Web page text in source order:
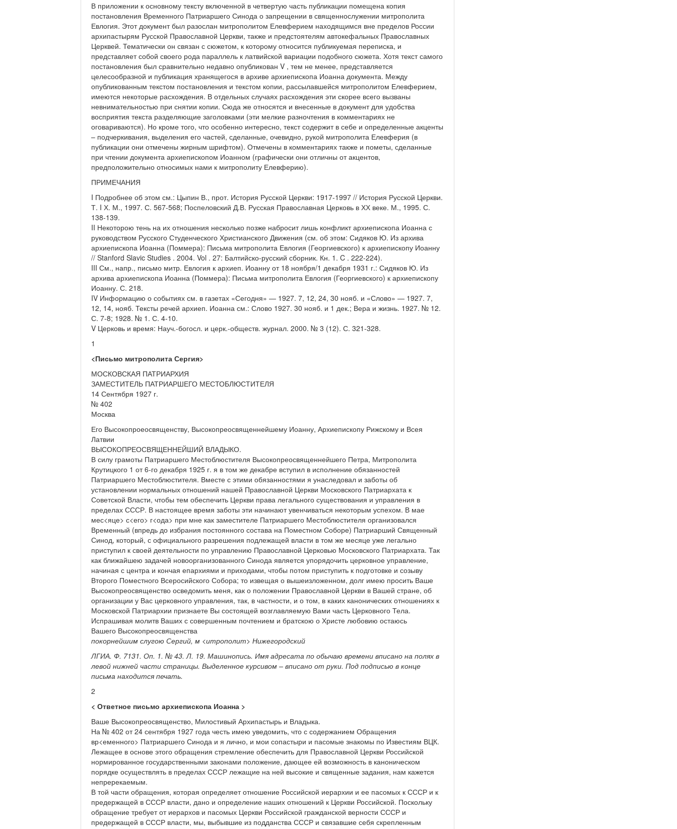
В приложении к основному тексту включенной в четвертую часть публикации помещена копия
постановления Временного Патриаршего Синода о запрещении в священнослужении митрополита
Евлогия. Этот документ был разослан митрополитом Елевферием находящимся вне пределов России
архипастырям Русской Православной Церкви, также и предстоятелям автокефальных Православных
Церквей. Тематически он связан с сюжетом, к которому относится публикуемая переписка, и
представляет собой своего рода параллель к латвийской вариации подобного сюжета. Хотя текст самого
постановления был сравнительно недавно опубликован V , тем не менее, представляется
целесообразной и публикация хранящегося в архиве архиепископа Иоанна документа. Между
опубликованным текстом постановления и текстом копии, рассылавшейся митрополитом Елевферием,
имеются некоторые расхождения. В отдельных случаях расхождения эти скорее всего вызваны
невнимательностью при снятии копии. Сюда же относятся и внесенные в документ для удобства
восприятия текста разделяющие заголовками (эти мелкие разночтения в комментариях не
оговариваются). Но кроме того, что особенно интересно, текст содержит в себе и определенные акценты
– подчеркивания, выделения его частей, сделанные, очевидно, рукой митрополита Елевферия (в
публикации они отмечены жирным шрифтом). Отмечены в комментариях также и пометы, сделанные
при чтении документа архиепископом Иоанном (графически они отличны от акцентов,
предположительно относимых нами к митрополиту Елевферию).
ПРИМЕЧАНИЯ
I Подробнее об этом см.: Цыпин В., прот. История Русской Церкви: 1917-1997 // История Русской Церкви.
Т. I Х. М., 1997. С. 567-568; Поспеловский Д.В. Русская Православная Церковь в ХХ веке. М., 1995. С.
138-139.
II Некоторою тень на их отношения несколько позже набросит лишь конфликт архиепископа Иоанна с
руководством Русского Студенческого Христианского Движения (см. об этом: Сидяков Ю. Из архива
архиепископа Иоанна (Поммера): Письма митрополита Евлогия (Георгиевского) к архиепископу Иоанну
// Stanford Slavic Studies . 2004. Vol . 27: Балтийско-русский сборник. Кн. 1. C . 222-224).
III См., напр., письмо митр. Евлогия к архиеп. Иоанну от 18 ноября/1 декабря 1931 г.: Сидяков Ю. Из
архива архиепископа Иоанна (Поммера): Письма митрополита Евлогия (Георгиевского) к архиепископу
Иоанну. С. 218.
IV Информацию о событиях см. в газетах «Сегодня» — 1927. 7, 12, 24, 30 нояб. и «Слово» — 1927. 7,
12, 14, нояб. Тексты речей архиеп. Иоанна см.: Слово 1927. 30 нояб. и 1 дек.; Вера и жизнь. 1927. № 12.
С. 7-8; 1928. № 1. С. 4-10.
V Церковь и время: Науч.-богосл. и церк.-обществ. журнал. 2000. № 3 (12). С. 321-328.
1
<Письмо митрополита Сергия>
МОСКОВСКАЯ ПАТРИАРХИЯ
ЗАМЕСТИТЕЛЬ ПАТРИАРШЕГО МЕСТОБЛЮСТИТЕЛЯ
14 Сентября 1927 г.
№ 402
Москва
Его Высокопроеосвященству, Высокопреосвященнейшему Иоанну, Архиепископу Рижскому и Всея
Латвии
ВЫСОКОПРЕОСВЯЩЕННЕЙШИЙ ВЛАДЫКО.
В силу грамоты Патриаршего Местоблюстителя Высокопреосвященнейшего Петра, Митрополита
Крутицкого 1 от 6-го декабря 1925 г. я в том же декабре вступил в исполнение обязанностей
Патриаршего Местоблюстителя. Вместе с этими обязанностями я унаследовал и заботы об
установлении нормальных отношений нашей Православной Церкви Московского Патриархата к
Советской Власти, чтобы тем обеспечить Церкви права легального существования и управления в
пределах СССР. В настоящее время заботы эти начинают увенчиваться некоторым успехом. В мае
мес<яце> с<его> г<ода> при мне как заместителе Патриаршего Местоблюстителя организовался
Временный (впредь до избрания постоянного состава на Поместном Соборе) Патриарший Священный
Синод, который, с официального разрешения подлежащей власти в том же месяце уже легально
приступил к своей деятельности по управлению Православной Церковью Московского Патриархата. Так
как ближайшею задачей новоорганизованного Синода является упорядочить церковное управление,
начиная с центра и кончая епархиями и приходами, чтобы потом приступить к подготовке и созыву
Второго Поместного Всеросийского Собора; то извещая о вышеизложенном, долг имею просить Ваше
Высокопреосвященство осведомить меня, как о положении Православной Церкви в Вашей стране, об
организации у Вас церковного управления, так, в частности, и о том, в каких канонических отношениях к
Московской Патриархии признаете Вы состоящей возглавляемую Вами часть Церковного Тела.
Испрашивая молитв Ваших с совершенным почтением и братскою о Христе любовию остаюсь
Вашего Высокопреосвященства
покорнейшим слугою Сергий, м <итрополит> Нижегородский
ЛГИА. Ф. 7131. Оп. 1. № 43. Л. 19. Машинопись. Имя адресата по обычаю времени вписано на полях в
левой нижней части страницы. Выделенное курсивом – вписано от руки. Под подписью в конце
письма находится печать.
2
< Ответное письмо архиепископа Иоанна >
Ваше Высокопреосвященство, Милостивый Архипастырь и Владыка.
На № 402 от 24 сентября 1927 года честь имею уведомить, что с содержанием Обращения
вр<еменного> Патриаршего Синода и я лично, и мои сопастыри и пасомые знакомы по Известиям ВЦК.
Лежащее в основе этого обращения стремление обеспечить для Православной Церкви Российской
нормированное государственными законами положение, дающее ей возможность в каноническом
порядке осуществлять в пределах СССР лежащие на ней высокие и священные задания, нам кажется
непререкаемым.
В той части обращения, которая определяет отношение Российской иерархии и ее пасомых к СССР и к
предержащей в СССР власти, дано и определение наших отношений к Церкви Российской. Поскольку
обращение требует от иерархов и пасомых Церкви Российской гражданской верности СССР и
предержащей в СССР власти, мы, выбывшие из подданства СССР и связавшие себя скрепленным